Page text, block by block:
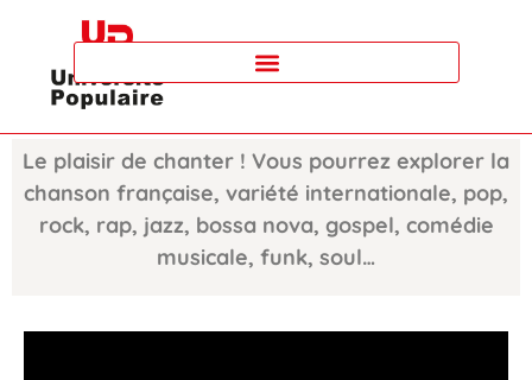
Le plaisir de chanter ! Vous pourrez explorer la
chanson française, variété internationale, pop,
rock, rap, jazz, bossa nova, gospel, comédie
musicale, funk, soul…